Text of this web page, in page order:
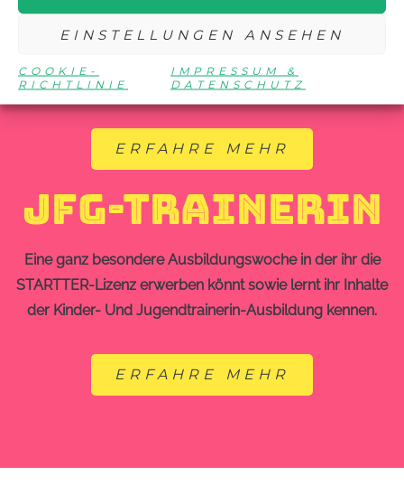
EINSTELLUNGEN ANSEHEN
COOKIE-
RICHTLINIE
IMPRESSUM &
DATENSCHUTZ
Eine Woche voller Tischtennis und Spaß und das direkt
Tischtennis und lern neue Freundinnen kennen.
ERFAHRE MEHR
JFG-TRAINERIN
Eine ganz besondere Ausbildungswoche in der ihr die
STARTTER-Lizenz erwerben könnt sowie lernt ihr Inhalte
der Kinder- Und Jugendtrainerin-Ausbildung kennen.
ERFAHRE MEHR